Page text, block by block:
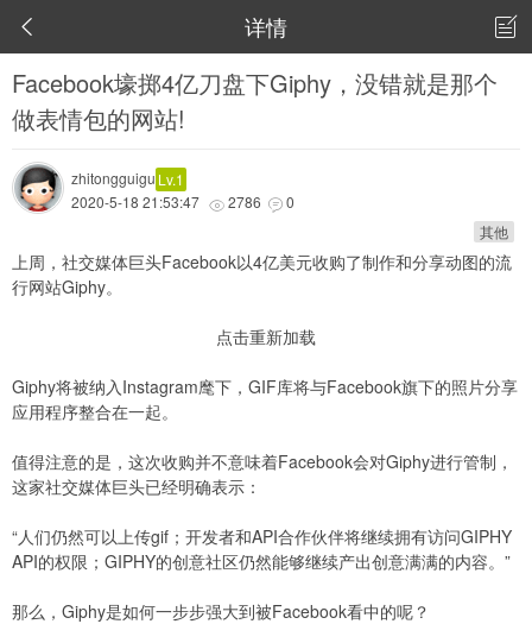
 详情 
Facebook壕掷4亿刀盘下Giphy，没错就是那个
做表情包的网站!
zhitongguigu Lv.1
2020-5-18 21:53:47  2786  0
其他
上周，社交媒体巨头Facebook以4亿美元收购了制作和分享动图的流
行网站Giphy。
点击重新加载
Giphy将被纳入Instagram麾下，GIF库将与Facebook旗下的照片分享
应用程序整合在一起。
值得注意的是，这次收购并不意味着Facebook会对Giphy进行管制，
这家社交媒体巨头已经明确表示：
“人们仍然可以上传gif；开发者和API合作伙伴将继续拥有访问GIPHY
API的权限；GIPHY的创意社区仍然能够继续产出创意满满的内容。”
那么，Giphy是如何一步步强大到被Facebook看中的呢？